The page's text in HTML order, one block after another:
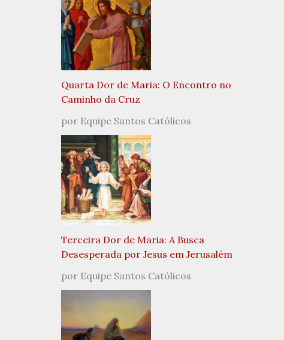
Quarta Dor de Maria: O Encontro no
Caminho da Cruz
por Equipe Santos Católicos
Terceira Dor de Maria: A Busca
Desesperada por Jesus em Jerusalém
por Equipe Santos Católicos